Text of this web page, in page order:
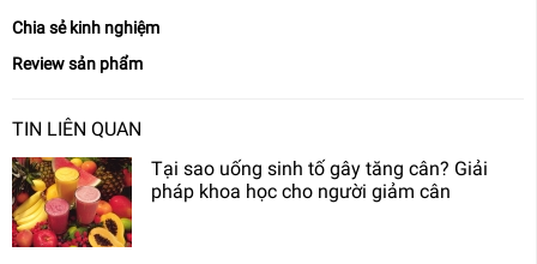
Chia sẻ kinh nghiệm
Review sản phẩm
TIN LIÊN QUAN
Tại sao uống sinh tố gây tăng cân? Giải
pháp khoa học cho người giảm cân